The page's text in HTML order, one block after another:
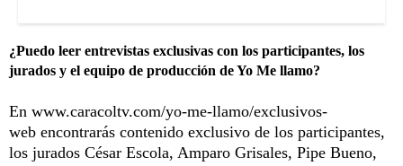
¿Puedo leer entrevistas exclusivas con los participantes, los
jurados y el equipo de producción de Yo Me llamo?
En www.caracoltv.com/yo-me-llamo/exclusivos-
web encontrarás contenido exclusivo de los participantes,
los jurados César Escola, Amparo Grisales, Pipe Bueno,